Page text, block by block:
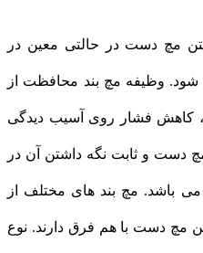
مچ دست در حالتی معین در
وظیفه مچ بند محافظت از
فشار روی آسیب دیدگی
دست و ثابت نگه داشتن آن در
باشد. مچ بند های مختلف از
مچ دست با هم فرق دارند. نوع